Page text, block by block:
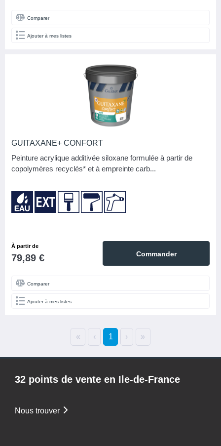
Comparer
Ajouter à mes listes
GUITAXANE+ CONFORT
Peinture acrylique additivée siloxane formulée à partir de
copolymères recyclés* et à empreinte carb...
À partir de
79,89 € Commander
Comparer
Ajouter à mes listes
« ‹ 1 › »
32 points de vente en Ile-de-France
Nous trouver